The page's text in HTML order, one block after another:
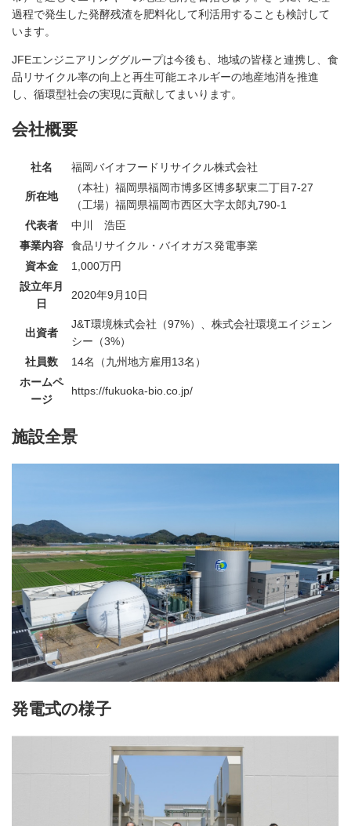
過程で発生した発酵残渣を肥料化して利活用することも検討して
います。
JFEエンジニアリンググループは今後も、地域の皆様と連携し、食
品リサイクル率の向上と再生可能エネルギーの地産地消を推進
し、循環型社会の実現に貢献してまいります。
会社概要
社名 福岡バイオフードリサイクル株式会社
所在地
（本社）福岡県福岡市博多区博多駅東二丁目7-27
（工場）福岡県福岡市西区大字太郎丸790-1
代表者
中川 浩臣
事業内容
食品リサイクル・バイオガス発電事業
資本金
1,000万円
設立年月
日
2020年9月10日
出資者
J&T環境株式会社（97%）、株式会社環境エイジェン
シー（3%）
社員数
14名（九州地方雇用13名）
ホームペ
ージ
https://fukuoka-bio.co.jp/
施設全景
発電式の様子